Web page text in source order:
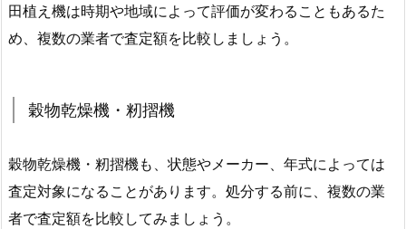
田植え機は時期や地域によって評価が変わることもあるた
め、複数の業者で査定額を比較しましょう。
穀物乾燥機・籾摺機
穀物乾燥機・籾摺機も、状態やメーカー、年式によっては
査定対象になることがあります。処分する前に、複数の業
者で査定額を比較してみましょう。